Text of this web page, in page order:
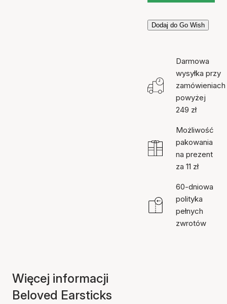
Dodaj do Go Wish
Darmowa
wysyłka przy
zamówieniach
powyżej
249 zł
Możliwość
pakowania
na prezent
za 11 zł
60-dniowa
polityka
pełnych
zwrotów
Więcej informacji
Beloved Earsticks